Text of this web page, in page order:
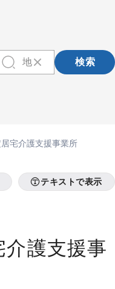
検索
宅介護支援事業所
テキストで表示
護支援事